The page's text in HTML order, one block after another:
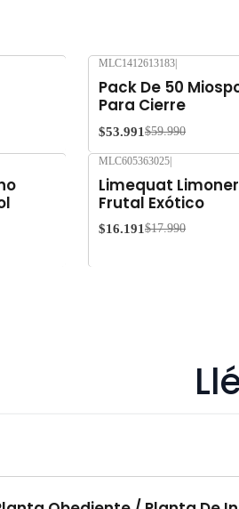
MLC1412613183
Pack De 50
Para Cierre
$53.991 $59.990
MLC605363025|
Limequat
Frutal Exótico
$16.191 $17.990